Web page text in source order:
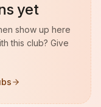
yet
show up here
this club? Give